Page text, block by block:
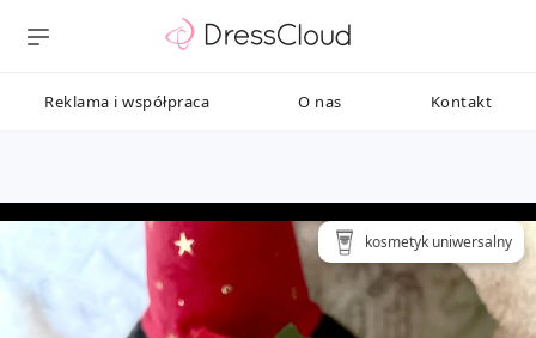
Reklama i współpraca O nas Kontakt
kosmetyk uniwersalny